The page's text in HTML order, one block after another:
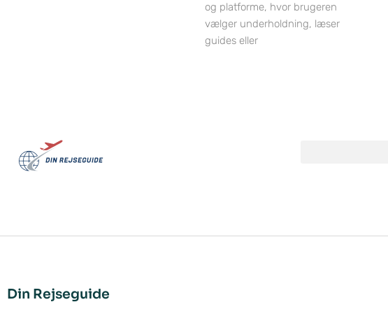
og platforme, hvor brugeren
vælger underholdning, læser
guides eller
Din Rejseguide